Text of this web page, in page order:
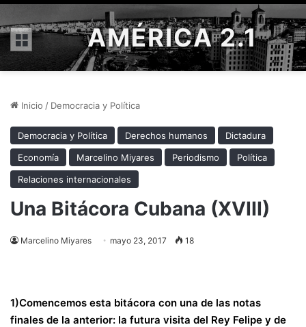
Menú AMÉRICA 2.1
Inicio / Democracia y Política
Democracia y Política Derechos humanos
Dictadura
Economía
Marcelino Miyares Periodismo
Política
Relaciones internacionales
Una Bitácora Cubana (XVIII)
Marcelino Miyares mayo 23, 2017 18
1)Comencemos esta bitácora con una de las notas
finales de la anterior: la futura visita del Rey Felipe y de